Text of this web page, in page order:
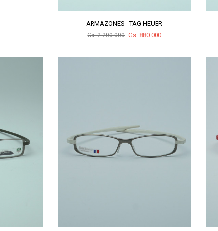
ARMAZONES - TAG HEUER
Gs. 2.200.000 Gs. 880.000